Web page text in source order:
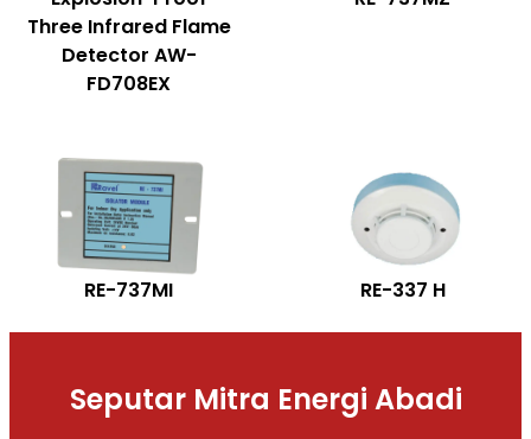
Three Infrared Flame
Detector AW-
FD708EX
RE-737MI RE-337 H
Seputar Mitra Energi Abadi